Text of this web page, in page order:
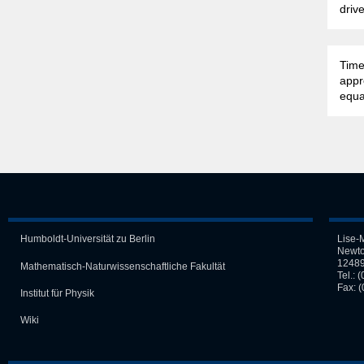
Humboldt-Universität zu Berlin
Mathematisch-Naturwissen­schaft­liche Fakultät
Institut für Physik
Wiki
Lise-
Tel.:
Fax: